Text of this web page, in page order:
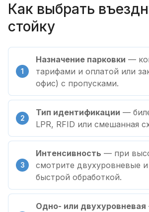
Как выбрать
стойку
Назначение парковки —
тарифами и оплатой или
офис) с пропусками.
Тип идентификации —
LPR, RFID или смешанная
Интенсивность — при
смотрите двухуровневые
быстрой обработкой.
Одно- или двухуровневая